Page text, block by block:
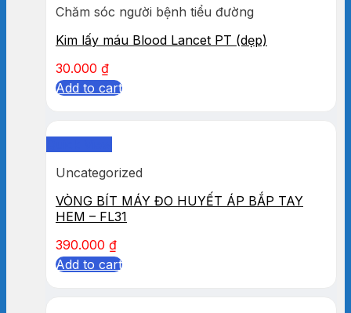
Chăm sóc người bệnh tiểu đường
Kim lấy máu Blood Lancet PT (dẹp)
30.000 ₫
Add to cart
Uncategorized
VÒNG BÍT MÁY ĐO HUYẾT ÁP BẮP TAY
HEM – FL31
390.000 ₫
Add to cart